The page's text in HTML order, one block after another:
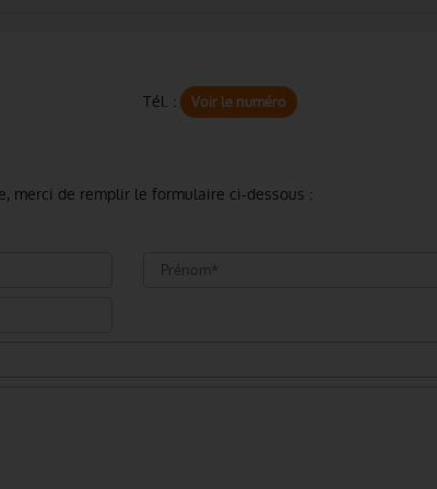
Tél. : Voir le numéro
merci de remplir le formulaire ci-dessous :